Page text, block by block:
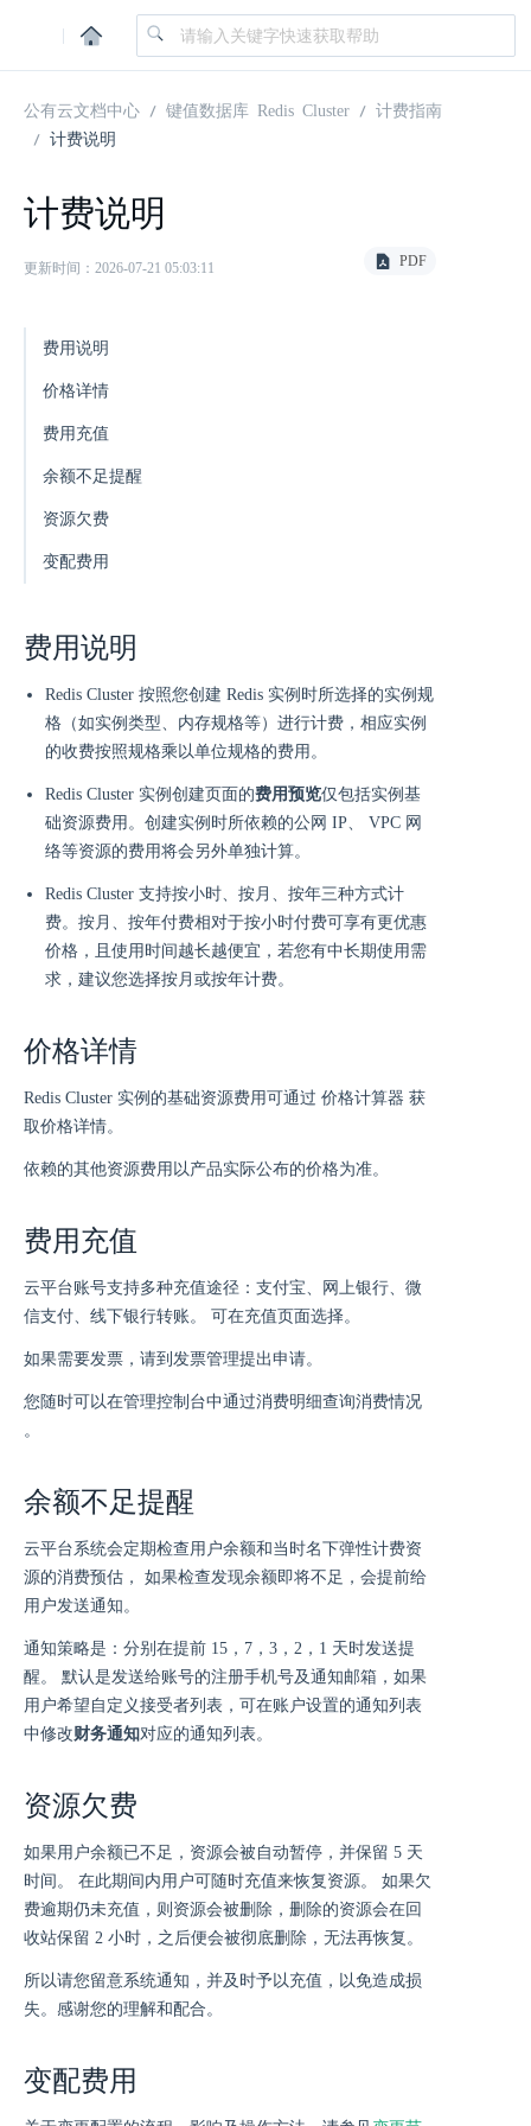
|
公有云文档中心 键值数据库 Redis Cluster
计费指南
计费说明
计费说明
更新时间：2026-07-21 05:03:11 PDF
费用说明
价格详情
费用充值
余额不足提醒
资源欠费
变配费用
费用说明
Redis Cluster 按照您创建 Redis 实例时所选择的实例规
格（如实例类型、内存规格等）进行计费，相应实例
的收费按照规格乘以单位规格的费用。
Redis Cluster 实例创建页面的费用预览仅包括实例基
础资源费用。创建实例时所依赖的公网 IP、 VPC 网
络等资源的费用将会另外单独计算。
Redis Cluster 支持按小时、按月、按年三种方式计
费。按月、按年付费相对于按小时付费可享有更优惠
价格，且使用时间越长越便宜，若您有中长期使用需
求，建议您选择按月或按年计费。
价格详情
Redis Cluster 实例的基础资源费用可通过 价格计算器 获
取价格详情。
依赖的其他资源费用以产品实际公布的价格为准。
费用充值
云平台账号支持多种充值途径：支付宝、网上银行、微
信支付、线下银行转账。 可在充值页面选择。
如果需要发票，请到发票管理提出申请。
您随时可以在管理控制台中通过消费明细查询消费情况
。
余额不足提醒
云平台系统会定期检查用户余额和当时名下弹性计费资
源的消费预估， 如果检查发现余额即将不足，会提前给
用户发送通知。
通知策略是：分别在提前 15，7，3，2，1 天时发送提
醒。 默认是发送给账号的注册手机号及通知邮箱，如果
用户希望自定义接受者列表，可在账户设置的通知列表
中修改财务通知对应的通知列表。
资源欠费
如果用户余额已不足，资源会被自动暂停，并保留 5 天
时间。 在此期间内用户可随时充值来恢复资源。 如果欠
费逾期仍未充值，则资源会被删除，删除的资源会在回
收站保留 2 小时，之后便会被彻底删除，无法再恢复。
所以请您留意系统通知，并及时予以充值，以免造成损
失。感谢您的理解和配合。
变配费用